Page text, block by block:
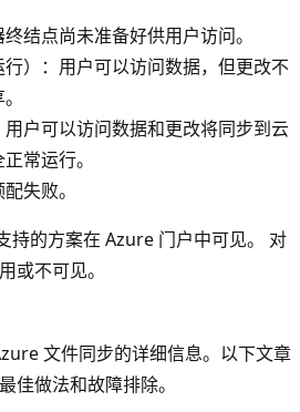
结点尚未准备好供用户访问。
）：用户可以访问数据，但更改不
户可以访问数据和更改将同步到云
常运行。
失败。
持的方案在 Azure 门户中可见。 对
或不可见。
文件同步的详细信息。以下文章
佳做法和故障排除。